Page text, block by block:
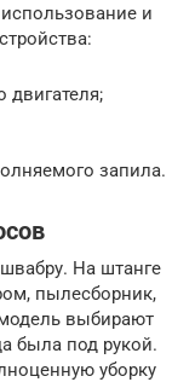
и
двигателя;
запила.
На штанге
пылесборник,
выбирают
была под рукой.
уборку